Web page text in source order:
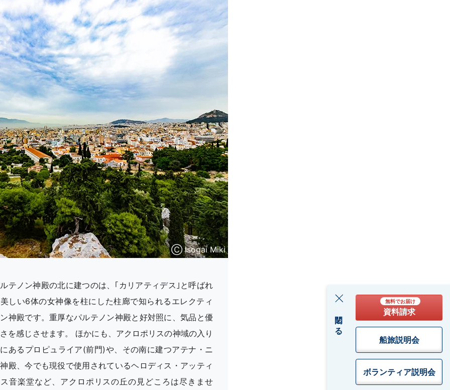
閉じる
無料でお届け
資料請求
船旅説明会
ボランティア説明会
Ⓒ Isogai Miki
テノン神殿の北に建つのは、｢カリアティデス｣と呼ばれ
しい6体の女神像を柱にした柱廊で知られるエレクティ
神殿です。重厚なパルテノン神殿と好対照に、気品と優
を感じさせます。 ほかにも、アクロポリスの神域の入り
あるプロピュライア(前門)や、その南に建つアテナ・ニ
殿、今でも現役で使用されているヘロディス・アッティ
音楽堂など、アクロポリスの丘の見どころは尽きませ